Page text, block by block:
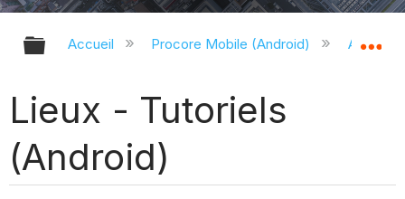
Développer/réduire la hiérarchie
Accueil Procore Mobile (Android)
Lieux - Tutoriels
(Android)